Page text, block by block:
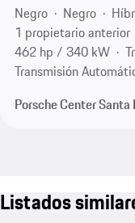
Negro
Negro
1 propietario anterior
462 hp / 340 kW
Transmisión
Porsche Center Santa
Listados